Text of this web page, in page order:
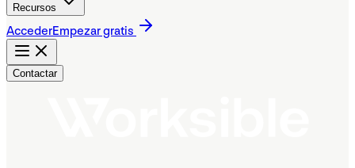
Recursos
AccederEmpezar gratis
Contactar